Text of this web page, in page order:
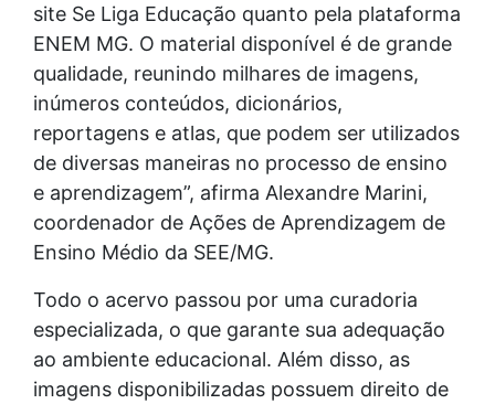
site Se Liga Educação quanto pela plataforma
ENEM MG. O material disponível é de grande
qualidade, reunindo milhares de imagens,
inúmeros conteúdos, dicionários,
reportagens e atlas, que podem ser utilizados
de diversas maneiras no processo de ensino
e aprendizagem”, afirma Alexandre Marini,
coordenador de Ações de Aprendizagem de
Ensino Médio da SEE/MG.
Todo o acervo passou por uma curadoria
especializada, o que garante sua adequação
ao ambiente educacional. Além disso, as
imagens disponibilizadas possuem direito de